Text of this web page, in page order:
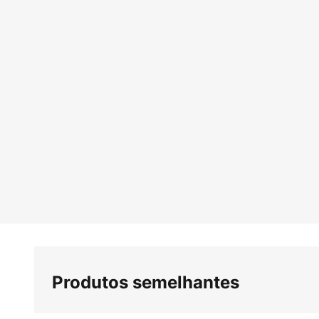
Produtos semelhantes